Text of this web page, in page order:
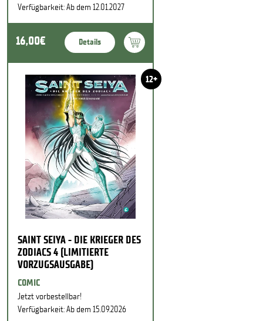
Verfügbarkeit: Ab dem 12.01.2027
16,00€ Details
12+
SAINT SEIYA - DIE KRIEGER DES
ZODIACS 4 (LIMITIERTE
VORZUGSAUSGABE)
COMIC
Jetzt vorbestellbar!
Verfügbarkeit: Ab dem 15.09.2026